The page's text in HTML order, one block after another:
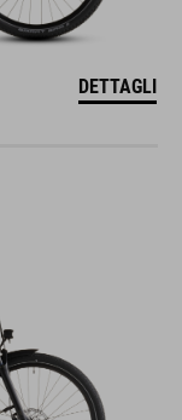
DETTAGLI